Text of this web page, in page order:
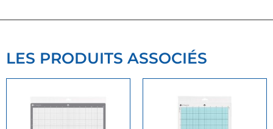
LES PRODUITS ASSOCIÉS